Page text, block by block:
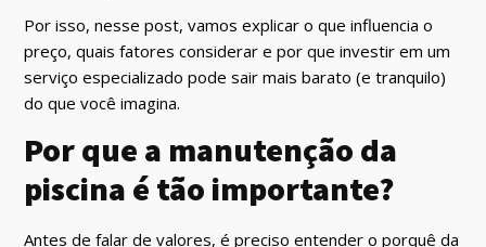
Por isso, nesse post, vamos explicar o que influencia o
preço, quais fatores considerar e por que investir em um
serviço especializado pode sair mais barato (e tranquilo)
do que você imagina.
Por que a manutenção da
piscina é tão importante?
Antes de falar de valores, é preciso entender o porquê da